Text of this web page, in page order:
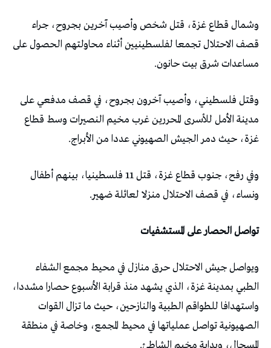
وشمال قطاع غزة، قتل شخص وأصيب آخرين بجروح، جراء
قصف الاحتلال تجمعا لفلسطينيين أثناء محاولتهم الحصول على
مساعدات شرق بيت حانون.
وقتل فلسطيني، وأصيب آخرون بجروح، في قصف مدفعي على
مدينة الأمل للأسرى المحررين غرب مخيم النصيرات وسط قطاع
غزة، حيث دمر الجيش الصهيوني عددا من الأبراج.
وفي رفح، جنوب قطاع غزة، قتل 11 فلسطينيا، بينهم أطفال
ونساء، في قصف الاحتلال منزلا لعائلة ضهير.
تواصل الحصار على المستشفيات
ويواصل جيش الاحتلال حرق منازل في محيط مجمع الشفاء
الطبي بمدينة غزة، الذي يشهد منذ قرابة الأسبوع حصارا مشددا،
واستهدافا للطواقم الطبية والنازحين، حيث ما تزال القوات
الصهيونية تواصل عملياتها في محيط المجمع، وخاصة في منطقة